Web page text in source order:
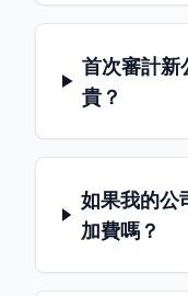
首次審計新
貴？
如果我的公
加費嗎？